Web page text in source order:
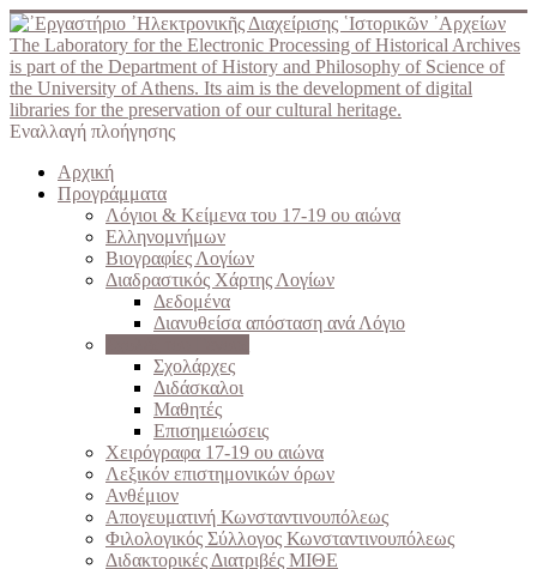
The Laboratory for the Electronic Processing of Historical Archives
is part of the Department of History and Philosophy of Science of
the University of Athens. Its aim is the development of digital
libraries for the preservation of our cultural heritage.
Εναλλαγή πλοήγησης
Αρχική
Προγράμματα
Λόγιοι & Κείμενα του 17-19 ου αιώνα
Ελληνομνήμων
Βιογραφίες Λογίων
Διαδραστικός Χάρτης Λογίων
Δεδομένα
Διανυθείσα απόσταση ανά Λόγιο
Σχολάρχες
Διδάσκαλοι
Μαθητές
Επισημειώσεις
Χειρόγραφα 17-19 ου αιώνα
Λεξικόν επιστημονικών όρων
Ανθέμιον
Απογευματινή Κωνσταντινουπόλεως
Φιλολογικός Σύλλογος Κωνσταντινουπόλεως
Διδακτορικές Διατριβές ΜΙΘΕ